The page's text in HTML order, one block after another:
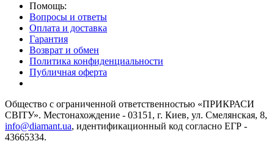
Помощь:
Вопросы и ответы
Оплата и доставка
Гарантия
Возврат и обмен
Политика конфиденциальности
Публичная оферта
Общество с ограниченной ответственностью «ПРИКРАСИ
СВІТУ». Местонахождение - 03151, г. Киев, ул. Смелянская, 8,
info@diamant.ua, идентификационный код согласно ЕГР -
43665334.